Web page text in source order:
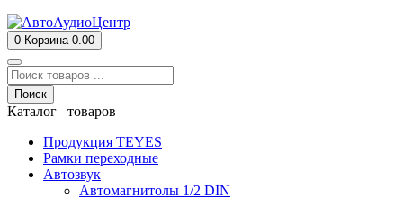
0 Корзина 0.00
Поиск
Каталог товаров
Продукция TEYES
Рамки переходные
Автозвук
Автомагнитолы 1/2 DIN